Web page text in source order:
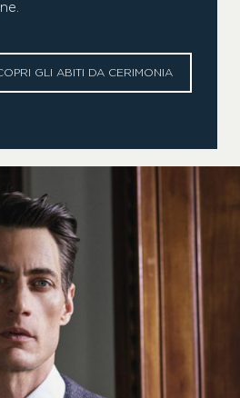
GLI ABITI DA CERIMONIA